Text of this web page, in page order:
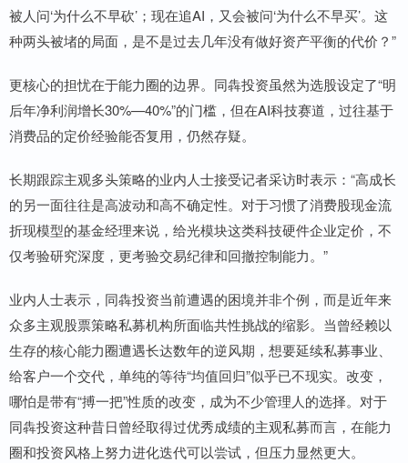
被人问‘为什么不早砍’；现在追AI，又会被问‘为什么不早买’。这
种两头被堵的局面，是不是过去几年没有做好资产平衡的代价？”
更核心的担忧在于能力圈的边界。同犇投资虽然为选股设定了“明
后年净利润增长30%—40%”的门槛，但在AI科技赛道，过往基于
消费品的定价经验能否复用，仍然存疑。
长期跟踪主观多头策略的业内人士接受记者采访时表示：“高成长
的另一面往往是高波动和高不确定性。对于习惯了消费股现金流
折现模型的基金经理来说，给光模块这类科技硬件企业定价，不
仅考验研究深度，更考验交易纪律和回撤控制能力。”
业内人士表示，同犇投资当前遭遇的困境并非个例，而是近年来
众多主观股票策略私募机构所面临共性挑战的缩影。当曾经赖以
生存的核心能力圈遭遇长达数年的逆风期，想要延续私募事业、
给客户一个交代，单纯的等待“均值回归”似乎已不现实。改变，
哪怕是带有“搏一把”性质的改变，成为不少管理人的选择。对于
同犇投资这种昔日曾经取得过优秀成绩的主观私募而言，在能力
圈和投资风格上努力进化迭代可以尝试，但压力显然更大。